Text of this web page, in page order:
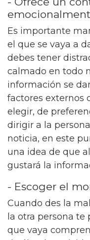
Es importante
el que se vaya a
debes tener
calmado en todo
información se
factores externos
elegir, de
dirigir a la
noticia, en este
una idea de que
gustará la
- Escoger el
Cuando des la
la otra persona
que vaya